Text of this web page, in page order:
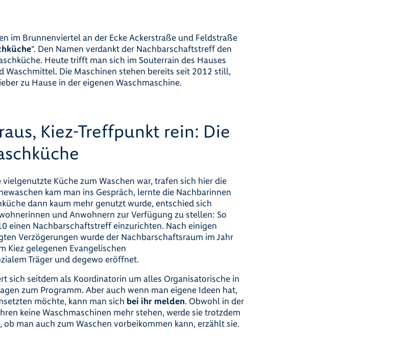
im Brunnenviertel an der Ecke Ackerstraße und Feldstraße
“. Den Namen verdankt der Nachbarschaftstreff den
Heute trifft man sich im Souterrain des Hauses
Waschmittel. Die Maschinen stehen bereits seit 2012 still,
zu Hause in der eigenen Waschmaschine.
Kiez-Treffpunkt rein: Die
Küche zum Waschen war, trafen sich hier die
kam man ins Gespräch, lernte die Nachbarinnen
dann kaum mehr genutzt wurde, entschied sich
und Anwohnern zur Verfügung zu stellen: So
einen Nachbarschaftstreff einzurichten. Nach einigen
Verzögerungen wurde der Nachbarschaftsraum im Jahr
Kiez gelegenen Evangelischen
Träger und degewo eröffnet.
sich seitdem als Koordinatorin um alles Organisatorische in
zum Programm. Aber auch wenn man eigene Ideen hat,
möchte, kann man sich bei ihr melden. Obwohl in der
keine Waschmaschinen mehr stehen, werde sie trotzdem
man auch zum Waschen vorbeikommen kann, erzählt sie.